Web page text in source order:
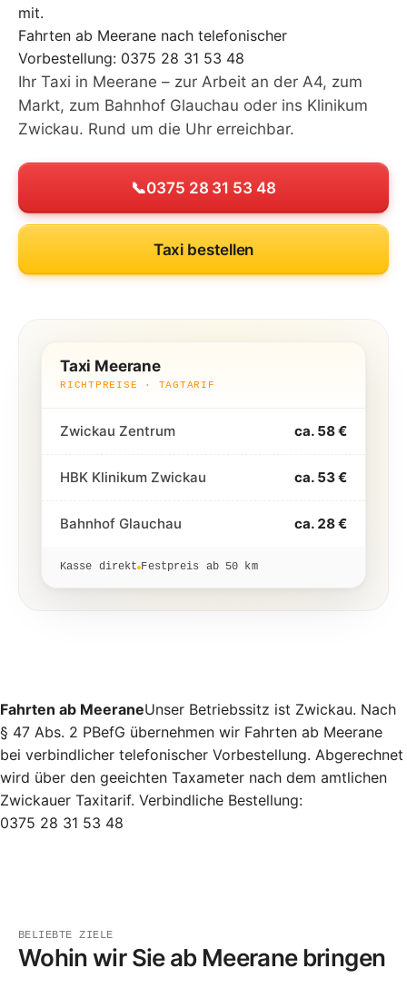
mit.
Fahrten ab Meerane nach telefonischer
Vorbestellung: 0375 28 31 53 48
Ihr Taxi in Meerane – zur Arbeit an der A4, zum
Markt, zum Bahnhof Glauchau oder ins Klinikum
Zwickau. Rund um die Uhr erreichbar.
📞0375 28 31 53 48
Taxi bestellen
Taxi Meerane
RICHTPREISE · TAGTARIF
Zwickau Zentrum ca. 58 €
HBK Klinikum Zwickau ca. 53 €
Bahnhof Glauchau ca. 28 €
Kasse direkt Festpreis ab 50 km
Fahrten ab MeeraneUnser Betriebssitz ist Zwickau. Nach
§ 47 Abs. 2 PBefG übernehmen wir Fahrten ab Meerane
bei verbindlicher telefonischer Vorbestellung. Abgerechnet
wird über den geeichten Taxameter nach dem amtlichen
Zwickauer Taxitarif. Verbindliche Bestellung:
0375 28 31 53 48
BELIEBTE ZIELE
Wohin wir Sie ab Meerane bringen